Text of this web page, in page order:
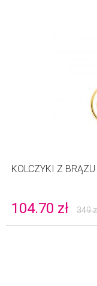
KOLCZYKI Z
104.70 zł 349